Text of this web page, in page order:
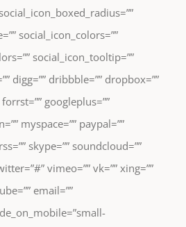
social_icon_colors=””
social_icon_tooltip=””
digg=”” dribbble=”” dropbox=””
googleplus=””
myspace=”” paypal=””
skype=”” soundcloud=””
vimeo=”” vk=”” xing=””
email=””